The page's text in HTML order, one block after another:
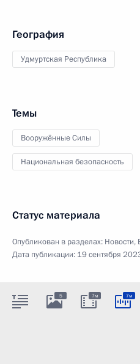
География
Удмуртская Республика
Темы
Вооружённые Силы
Национальная безопасность
Статус материала
Опубликован в разделах: Новости,
Дата публикации: 19 сентября
5 7м 7м